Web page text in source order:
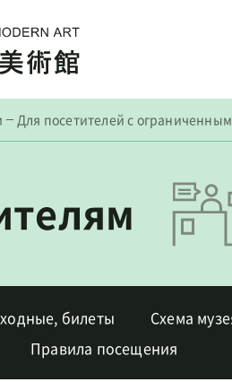
Для посетителей с
билеты Схема
Правила посещения